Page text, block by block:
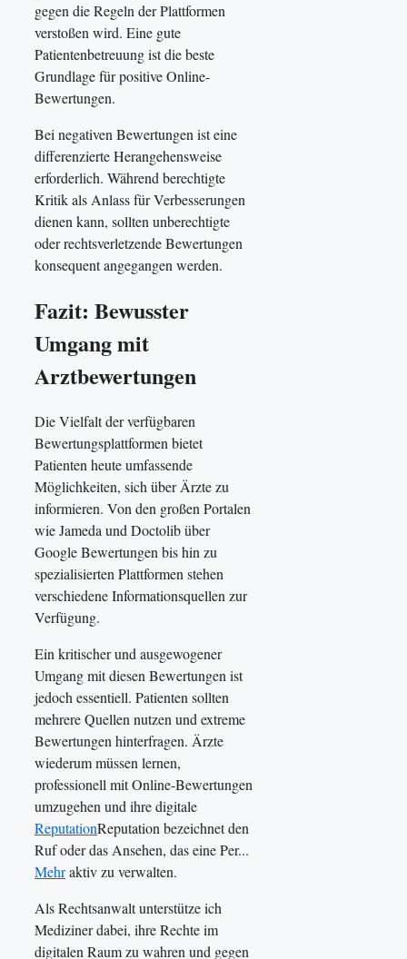
gegen die Regeln der Plattformen
verstoßen wird. Eine gute
Patientenbetreuung ist die beste
Grundlage für positive Online-
Bewertungen.
Bei negativen Bewertungen ist eine
differenzierte Herangehensweise
erforderlich. Während berechtigte
Kritik als Anlass für Verbesserungen
dienen kann, sollten unberechtigte
oder rechtsverletzende Bewertungen
konsequent angegangen werden.
Fazit: Bewusster
Umgang mit
Arztbewertungen
Die Vielfalt der verfügbaren
Bewertungsplattformen bietet
Patienten heute umfassende
Möglichkeiten, sich über Ärzte zu
informieren. Von den großen Portalen
wie Jameda und Doctolib über
Google Bewertungen bis hin zu
spezialisierten Plattformen stehen
verschiedene Informationsquellen zur
Verfügung.
Ein kritischer und ausgewogener
Umgang mit diesen Bewertungen ist
jedoch essentiell. Patienten sollten
mehrere Quellen nutzen und extreme
Bewertungen hinterfragen. Ärzte
wiederum müssen lernen,
professionell mit Online-Bewertungen
umzugehen und ihre digitale
ReputationReputation bezeichnet den
Ruf oder das Ansehen, das eine Per...
Mehraktiv zu verwalten.
Als Rechtsanwalt unterstütze ich
Mediziner dabei, ihre Rechte im
digitalen Raum zu wahren und gegen